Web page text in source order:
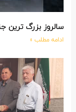
سالروز بزرگ
ادامه مطلب »